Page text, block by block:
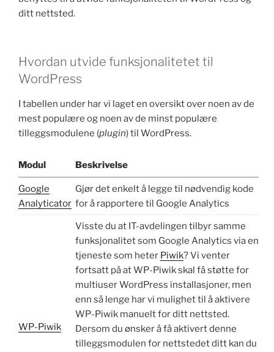
ditt nettsted.
Hvordan utvide funksjonalitetet til
WordPress
I tabellen under har vi laget en oversikt over noen av de
mest populære og noen av de minst populære
tilleggsmodulene (plugin) til WordPress.
Modul Beskrivelse
Google
Analyticator
Gjør det enkelt å legge til nødvendig kode
for å rapportere til Google Analytics
WP-Piwik
Visste du at IT-avdelingen tilbyr samme
funksjonalitet som Google Analytics via en
tjeneste som heter Piwik? Vi venter
fortsatt på at WP-Piwik skal få støtte for
multiuser WordPress installasjoner, men
enn så lenge har vi mulighet til å aktivere
WP-Piwik manuelt for ditt nettsted.
Dersom du ønsker å få aktivert denne
tilleggsmodulen for nettstedet ditt kan du